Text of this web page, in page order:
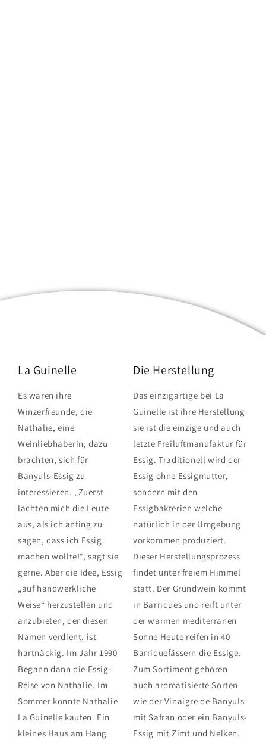
La Guinelle
Es waren ihre
Winzerfreunde, die
Nathalie, eine
Weinliebhaberin, dazu
brachten, sich für
Banyuls-Essig zu
interessieren. „Zuerst
lachten mich die Leute
aus, als ich anfing zu
sagen, dass ich Essig
machen wollte!“, sagt sie
gerne. Aber die Idee, Essig
„auf handwerkliche
Weise“ herzustellen und
anzubieten, der diesen
Namen verdient, ist
hartnäckig. Im Jahr 1990
Begann dann die Essig-
Reise von Nathalie. Im
Sommer konnte Nathalie
La Guinelle kaufen. Ein
kleines Haus am Hang
Die Herstellung
Das einzigartige bei La
Guinelle ist ihre Herstellung
sie ist die einzige und auch
letzte Freiluftmanufaktur für
Essig. Traditionell wird der
Essig ohne Essigmutter,
sondern mit den
Essigbakterien welche
natürlich in der Umgebung
vorkommen produziert.
Dieser Herstellungsprozess
findet unter freiem Himmel
statt. Der Grundwein kommt
in Barriques und reift unter
der warmen mediterranen
Sonne Heute reifen in 40
Barriquefässern die Essige.
Zum Sortiment gehören
auch aromatisierte Sorten
wie der Vinaigre de Banyuls
mit Safran oder ein Banyuls-
Essig mit Zimt und Nelken.